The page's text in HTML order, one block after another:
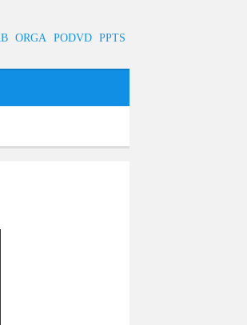
ORGA PODVD PPTS